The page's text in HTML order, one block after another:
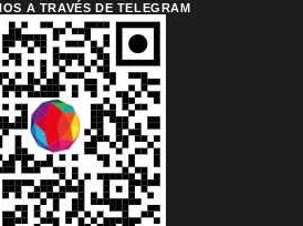
A TRAVÉS DE TELEGRAM